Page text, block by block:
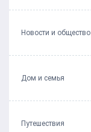
Новости и общество
Дом и семья
Путешествия